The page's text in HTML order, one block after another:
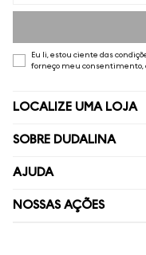
Eu li, estou ciente das
forneço meu consentimento,
LOCALIZE UMA LOJA
SOBRE DUDALINA
Quem Somos
Nossas Lojas
AJUDA
Perguntas
NOSSAS AÇÕES